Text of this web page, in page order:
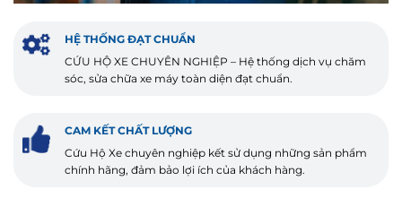
HỆ THỐNG ĐẠT CHUẨN
CỨU HỘ XE CHUYÊN NGHIỆP – Hệ thống dịch vụ chăm
sóc, sửa chữa xe máy toàn diện đạt chuẩn.
CAM KẾT CHẤT LƯỢNG
Cứu Hộ Xe chuyên nghiệp kết sử dụng những sản phẩm
chính hãng, đảm bảo lợi ích của khách hàng.